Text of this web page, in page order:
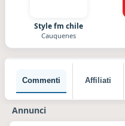
Style fm chile
Cauquenes
Commenti Affiliati
Annunci